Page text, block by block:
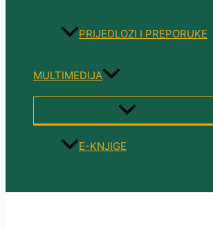
PRIJEDLOZI I PREPORUKE
MULTIMEDIJA
MENU
TOGGLE
E-KNJIGE